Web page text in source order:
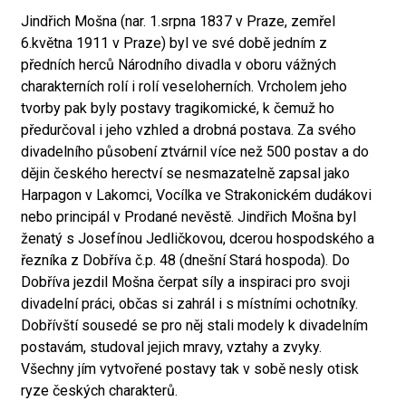
Jindřich Mošna (nar. 1.srpna 1837 v Praze, zemřel
6.května 1911 v Praze) byl ve své době jedním z
předních herců Národního divadla v oboru vážných
charakterních rolí i rolí veseloherních. Vrcholem jeho
tvorby pak byly postavy tragikomické, k čemuž ho
předurčoval i jeho vzhled a drobná postava. Za svého
divadelního působení ztvárnil více než 500 postav a do
dějin českého herectví se nesmazatelně zapsal jako
Harpagon v Lakomci, Vocílka ve Strakonickém dudákovi
nebo principál v Prodané nevěstě. Jindřich Mošna byl
ženatý s Josefínou Jedličkovou, dcerou hospodského a
řezníka z Dobříva č.p. 48 (dnešní Stará hospoda). Do
Dobříva jezdil Mošna čerpat síly a inspiraci pro svoji
divadelní práci, občas si zahrál i s místními ochotníky.
Dobřívští sousedé se pro něj stali modely k divadelním
postavám, studoval jejich mravy, vztahy a zvyky.
Všechny jím vytvořené postavy tak v sobě nesly otisk
ryze českých charakterů.